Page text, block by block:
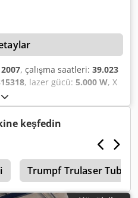
2007, çalışma saatleri: 39.023
, lazer gücü: 5.000 W, X
mm
hareket mesafesi:115 mm,
kg, Asgari fiyat yok – en
yaklaşık bir yıldır
TEKNİK ÖZELLİKLER Lazer
x Y x Z): 3.000 mm x 1.500
çeliği (maks.): 25 mm Sac
20 mm Sac kalınlığı,
iş parçası ağırlığı:
keşfedin
Trumpf Trulaser Tube